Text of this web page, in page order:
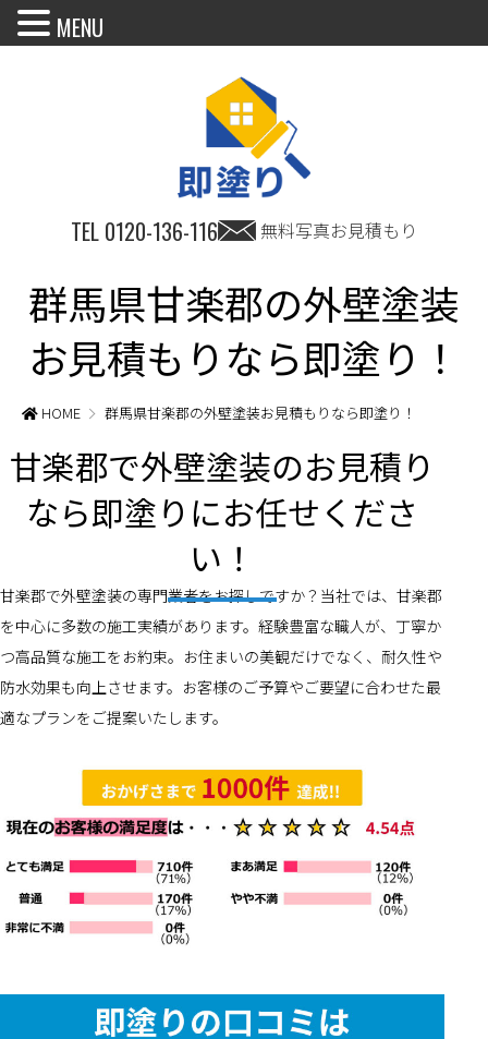
TEL 0120-136-116 無料写真お見積もり
群馬県甘楽郡の外壁塗装
お見積もりなら即塗り！
HOME 群馬県甘楽郡の外壁塗装お見積もりなら即塗り！
甘楽郡で外壁塗装のお見積り
なら即塗りにお任せくださ
い！
甘楽郡で外壁塗装の専門業者をお探しですか？当社では、甘楽郡
を中心に多数の施工実績があります。経験豊富な職人が、丁寧か
つ高品質な施工をお約束。お住まいの美観だけでなく、耐久性や
防水効果も向上させます。お客様のご予算やご要望に合わせた最
適なプランをご提案いたします。
MENU